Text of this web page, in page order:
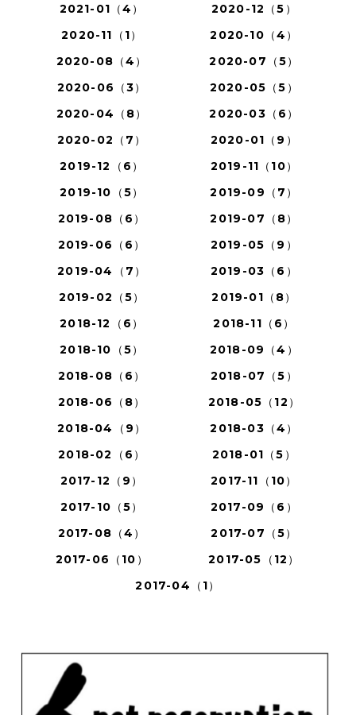
2021-01（4）
2020-12（5）
2020-11（1）
2020-10（4）
2020-08（4）
2020-07（5）
2020-06（3）
2020-05（5）
2020-04（8）
2020-03（6）
2020-02（7）
2020-01（9）
2019-12（6）
2019-11（10）
2019-10（5）
2019-09（7）
2019-08（6）
2019-07（8）
2019-06（6）
2019-05（9）
2019-04（7）
2019-03（6）
2019-02（5）
2019-01（8）
2018-12（6）
2018-11（6）
2018-10（5）
2018-09（4）
2018-08（6）
2018-07（5）
2018-06（8）
2018-05（12）
2018-04（9）
2018-03（4）
2018-02（6）
2018-01（5）
2017-12（9）
2017-11（10）
2017-10（5）
2017-09（6）
2017-08（4）
2017-07（5）
2017-06（10）
2017-05（12）
2017-04（1）